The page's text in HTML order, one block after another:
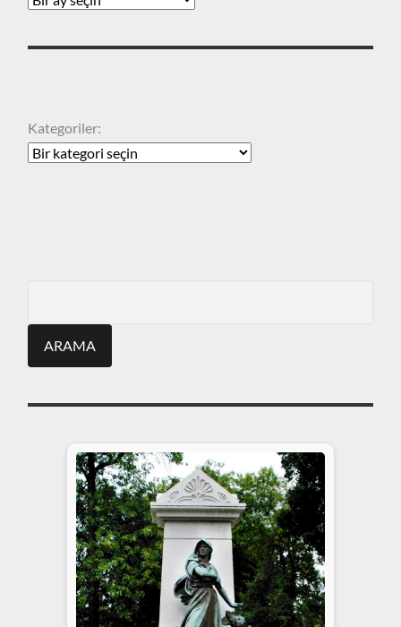
Kategoriler: